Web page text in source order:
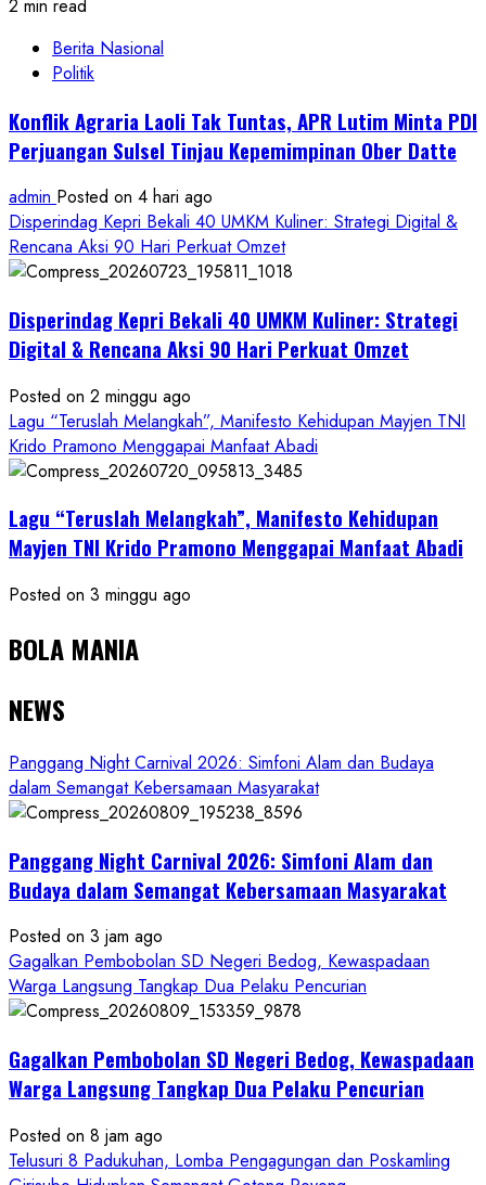
2 min read
Berita Nasional
Politik
Konflik Agraria Laoli Tak Tuntas, APR Lutim Minta PDI
Perjuangan Sulsel Tinjau Kepemimpinan Ober Datte
admin Posted on 4 hari ago
Disperindag Kepri Bekali 40 UMKM Kuliner: Strategi Digital &
Rencana Aksi 90 Hari Perkuat Omzet
Disperindag Kepri Bekali 40 UMKM Kuliner: Strategi
Digital & Rencana Aksi 90 Hari Perkuat Omzet
Posted on 2 minggu ago
Lagu “Teruslah Melangkah”, Manifesto Kehidupan Mayjen TNI
Krido Pramono Menggapai Manfaat Abadi
Lagu “Teruslah Melangkah”, Manifesto Kehidupan
Mayjen TNI Krido Pramono Menggapai Manfaat Abadi
Posted on 3 minggu ago
BOLA MANIA
NEWS
Panggang Night Carnival 2026: Simfoni Alam dan Budaya
dalam Semangat Kebersamaan Masyarakat
Panggang Night Carnival 2026: Simfoni Alam dan
Budaya dalam Semangat Kebersamaan Masyarakat
Posted on 3 jam ago
Gagalkan Pembobolan SD Negeri Bedog, Kewaspadaan
Warga Langsung Tangkap Dua Pelaku Pencurian
Gagalkan Pembobolan SD Negeri Bedog, Kewaspadaan
Warga Langsung Tangkap Dua Pelaku Pencurian
Posted on 8 jam ago
Telusuri 8 Padukuhan, Lomba Pengagungan dan Poskamling